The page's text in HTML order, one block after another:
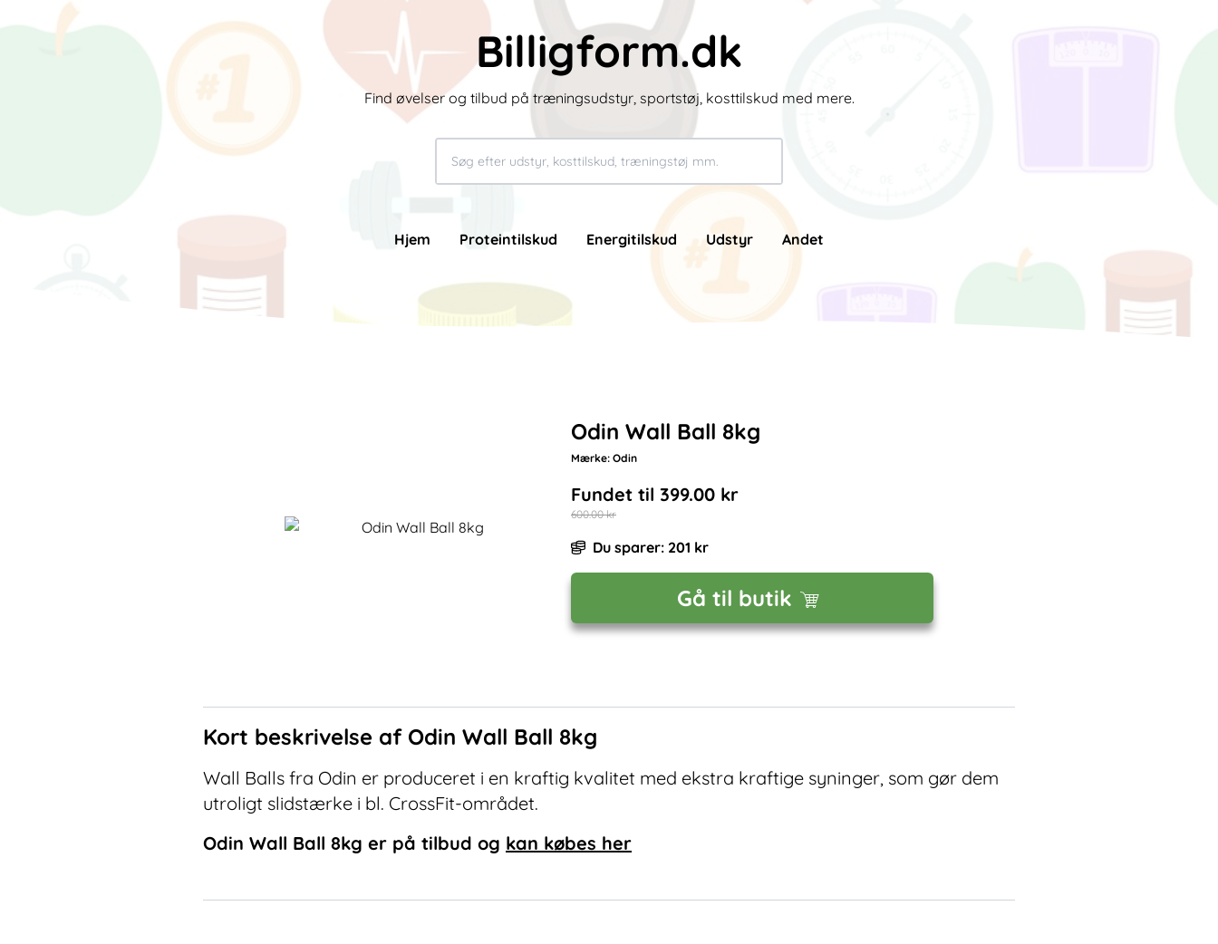
Billigform.dk
Find øvelser og tilbud på træningsudstyr, sportstøj, kosttilskud med mere.
Hjem Proteintilskud Energitilskud Udstyr Andet
Odin Wall Ball 8kg
Mærke: Odin
Fundet til 399.00 kr
600.00kr
Du sparer: 201 kr
Gå til butik
Kort beskrivelse af Odin Wall Ball 8kg
Wall Balls fra Odin er produceret i en kraftig kvalitet med ekstra kraftige syninger, som gør dem
utroligt slidstærke i bl. CrossFit-området.
Odin Wall Ball 8kg er på tilbud og kan købes her